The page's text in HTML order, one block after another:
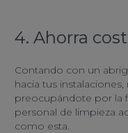
4. Ahorra
Contando con un
hacia tus
preocupándote por la
personal de limpieza
como esta.